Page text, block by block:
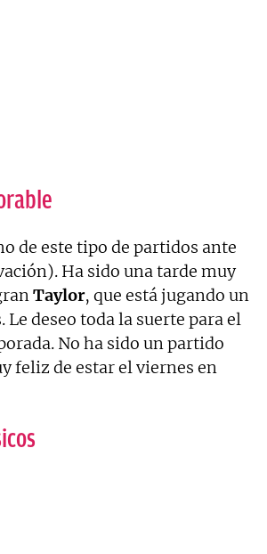
de este tipo de partidos ante
Ha sido una tarde muy
Taylor, que está jugando un
Le deseo toda la suerte para el
No ha sido un partido
feliz de estar el viernes en